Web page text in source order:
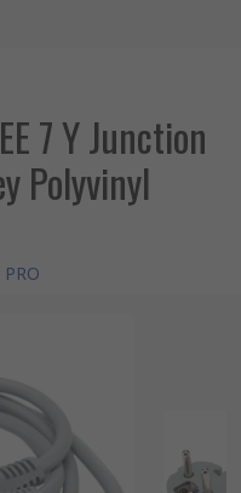
7 Y Junction
Polyvinyl
PRO